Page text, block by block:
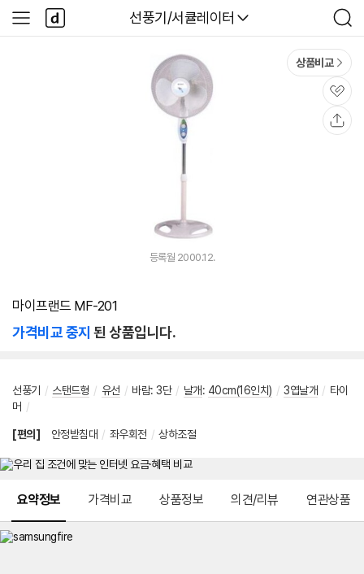
다나와
선풍기/서큘레이터
검
색
사
이
다
나
와
상품비교
관
심
등록월 2000.12.
마이프랜드 MF-201
가격비교 중지 된 상품입니다.
선풍기 / 스탠드형 / 유선 / 바람: 3단 / 날개: 40cm(16인치) / 3엽날개 / 타이
머 /
[편의] 안정받침대 / 좌우회전 / 상하조절
요약정보 가격비교 상품정보 의견/리뷰 연관상품